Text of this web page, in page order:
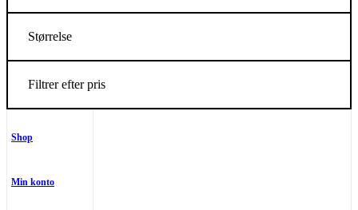
Størrelse
Filtrer efter pris
Shop
Min konto